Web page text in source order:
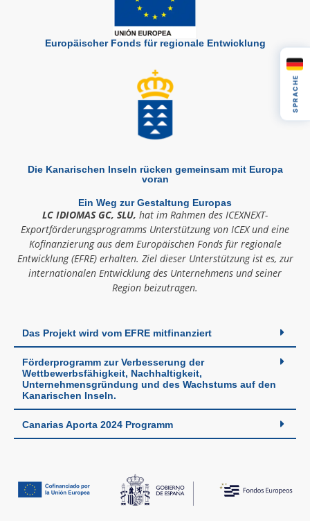
Europäischer Fonds für regionale Entwicklung
Die Kanarischen Inseln rücken gemeinsam mit Europa
voran
Ein Weg zur Gestaltung Europas
LC IDIOMAS GC, SLU, hat im Rahmen des ICEXNEXT-
Exportförderungsprogramms Unterstützung von ICEX und eine
Kofinanzierung aus dem Europäischen Fonds für regionale
Entwicklung (EFRE) erhalten. Ziel dieser Unterstützung ist es, zur
internationalen Entwicklung des Unternehmens und seiner
Region beizutragen.
Das Projekt wird vom EFRE mitfinanziert
Förderprogramm zur Verbesserung der
Wettbewerbsfähigkeit, Nachhaltigkeit,
Unternehmensgründung und des Wachstums auf den
Kanarischen Inseln.
Canarias Aporta 2024 Programm
SPRACHE